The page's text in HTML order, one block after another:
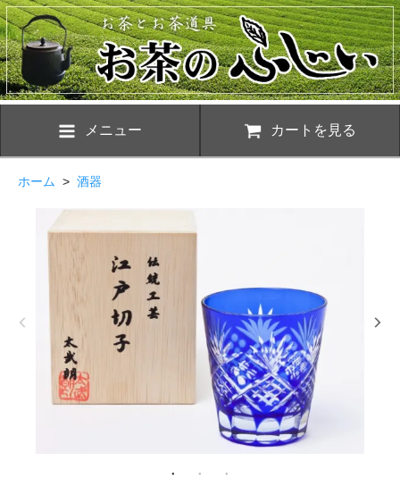
メニュー カートを見る
ホーム > 酒器